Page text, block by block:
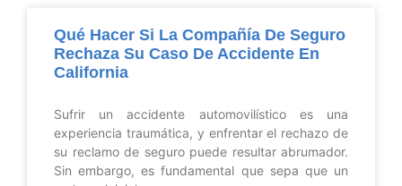
Qué Hacer Si La Compañía De Seguro
Rechaza Su Caso De Accidente En
California
Sufrir un accidente automovilístico es una
experiencia traumática, y enfrentar el rechazo de
su reclamo de seguro puede resultar abrumador.
Sin embargo, es fundamental que sepa que un